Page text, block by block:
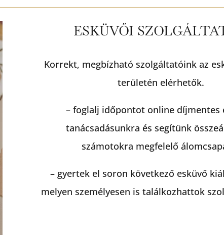
ESKÜVŐI
Korrekt, megbízható szolgáltatóink az
területén elérhetők.
– foglalj időpontot online díjmentes
tanácsadásunkra és segítünk
számotokra megfelelő
– gyertek el soron következő esküvő
melyen személyesen is találkozhattok